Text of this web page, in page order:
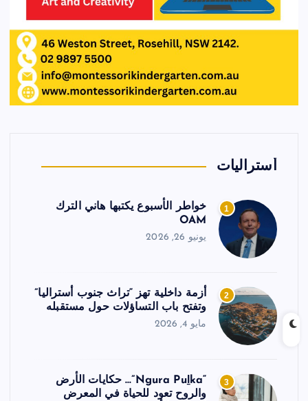
أستراليات
1
خواطر الأسبوع يكتبها هاني الترك
OAM
يونيو 26, 2026
2
أزمة داخلية تهز “تراث جنوب أستراليا”
وتفتح باب التساؤلات حول مستقبله
مايو 4, 2026
3
“Ngura Puḻka”… حكايات الأرض
والروح تعود للحياة في المعرض